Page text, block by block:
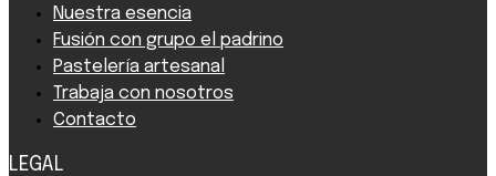
Nuestra esencia
Fusión con grupo el padrino
Pastelería artesanal
Trabaja con nosotros
Contacto
LEGAL